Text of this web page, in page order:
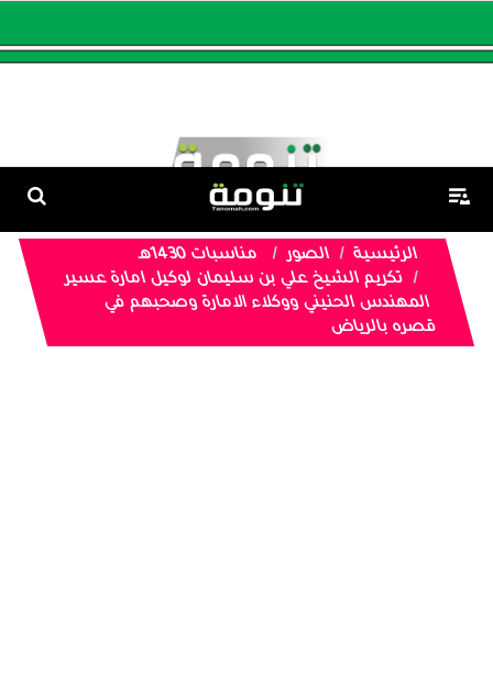
الرئيسية الصور
مناسبات 1430هـ
تكريم الشيخ علي بن سليمان لوكيل امارة عسير
المهندس الحنيني ووكلاء الامارة وصحبهم في
قصره بالرياض